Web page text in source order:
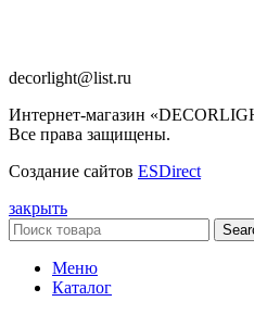
decorlight@list.ru
Интернет-магазин
Все права защищены.
Создание сайтов ESDirect
закрыть
Меню
Каталог